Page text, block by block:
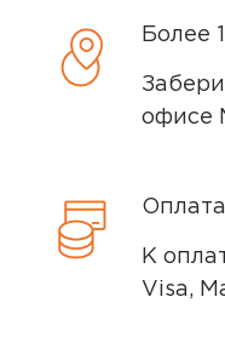
после того,
Доставка
следующий
заказ был
выбрать время
вас способ
Более
офисе
К
Visa,